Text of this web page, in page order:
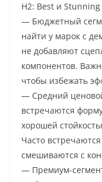
H2: Best и
— Бюджетный
найти у марок с
не добавляют
компонентов.
чтобы избежать
— Средний
встречаются
хорошей
Часто
смешиваются с
— Премиум-